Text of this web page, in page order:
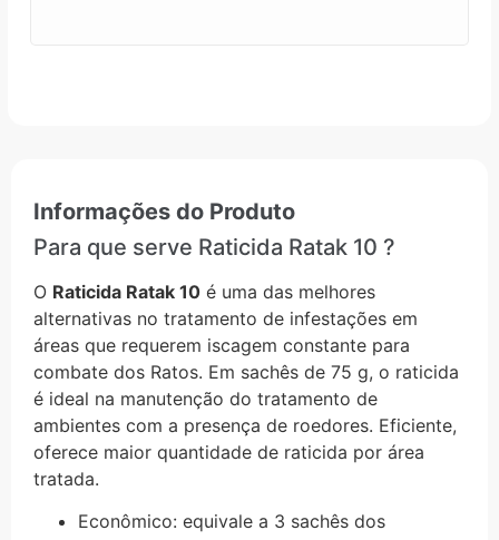
Informações do Produto
Para que serve Raticida Ratak 10 ?
O Raticida Ratak 10 é uma das melhores
alternativas no tratamento de infestações em
áreas que requerem iscagem constante para
combate dos Ratos. Em sachês de 75 g, o raticida
é ideal na manutenção do tratamento de
ambientes com a presença de roedores. Eficiente,
oferece maior quantidade de raticida por área
tratada.
Econômico: equivale a 3 sachês dos